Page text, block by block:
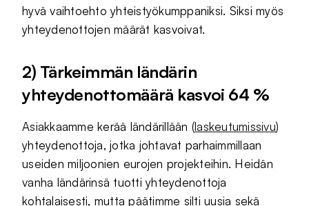
hyvä vaihtoehto yhteistyökumppaniksi. Siksi myös
yhteydenottojen määrät kasvoivat.
2) Tärkeimmän ländärin
yhteydenottomäärä kasvoi 64 %
Asiakkaamme kerää ländärillään (laskeutumissivu)
yhteydenottoja, jotka johtavat parhaimmillaan
useiden miljoonien eurojen projekteihin. Heidän
vanha ländärinsä tuotti yhteydenottoja
kohtalaisesti, mutta päätimme silti uusia sekä